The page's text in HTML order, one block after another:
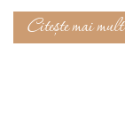
Citește mai mult